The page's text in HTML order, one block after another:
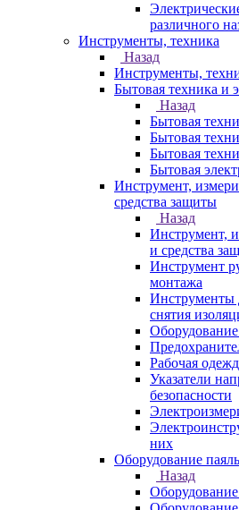
различного
Инструменты, техника
Назад
Инструменты,
Бытовая техника и
Назад
Бытовая
Бытовая
Бытовая
Бытовая
Инструмент,
средства защиты
Назад
Инструмент,
и средства
Инструмент
монтажа
Инструменты
снятия
Рабочая
Указатели
безопасности
них
Оборудование
Назад